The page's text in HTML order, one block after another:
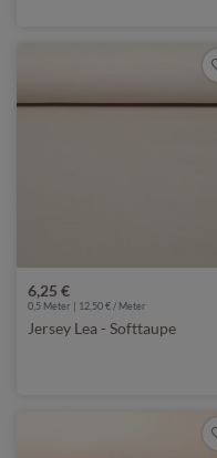
6,25 €
0,5 Meter | 12,50 € / Meter
Jersey Lea - Softtaupe